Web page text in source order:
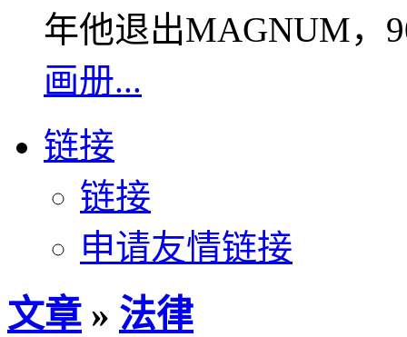
年他退出MAGNUM，
画册...
链接
链接
申请友情链接
文章 » 法律